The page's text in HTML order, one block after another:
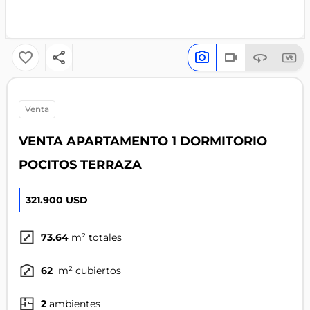
venta
VENTA APARTAMENTO 1 DORMITORIO
POCITOS TERRAZA
321.900 USD
73.64 m² totales
62 m² cubiertos
2 ambientes